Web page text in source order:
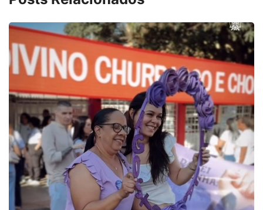
PARACATU E REGIÃO
Projeto CUTUCAR abre nova edição e
7 de agosto de 2026